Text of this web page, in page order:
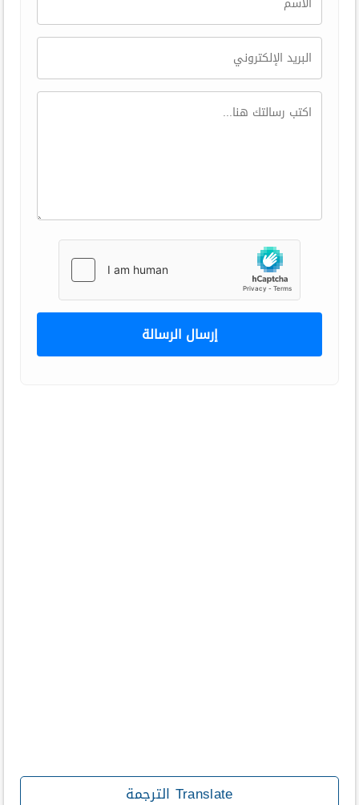
إرسال الرسالة
Translate الترجمة